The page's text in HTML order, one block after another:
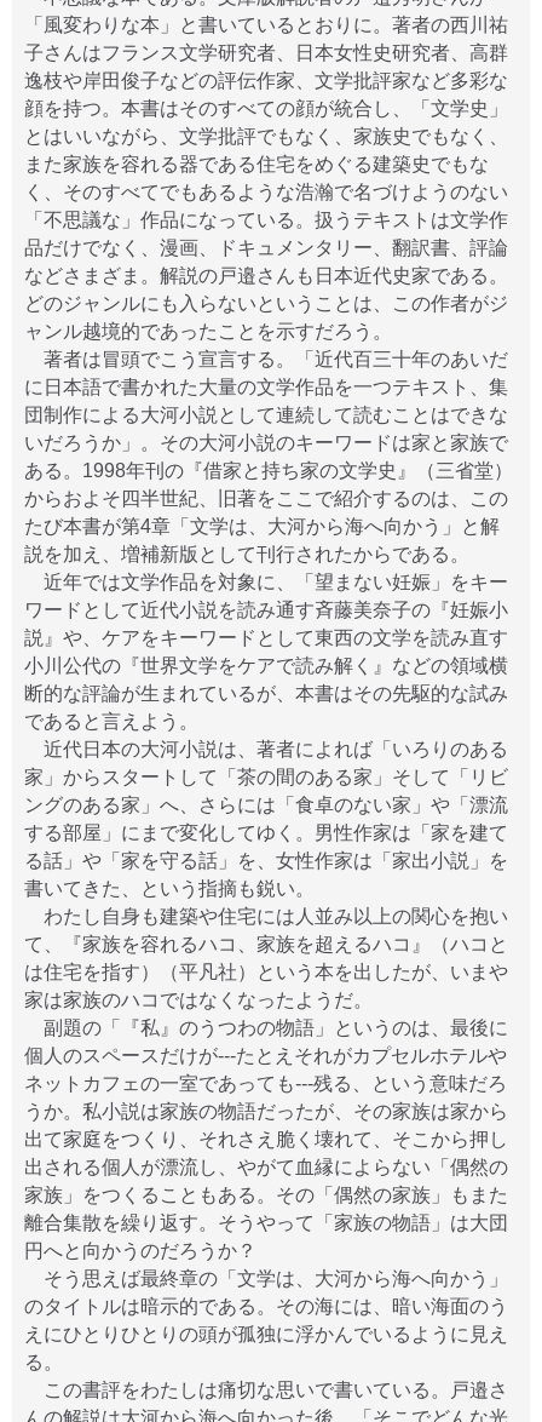
「風変わりな本」と書いているとおりに。著者の西川祐
子さんはフランス文学研究者、日本女性史研究者、高群
逸枝や岸田俊子などの評伝作家、文学批評家など多彩な
顔を持つ。本書はそのすべての顔が統合し、「文学史」
とはいいながら、文学批評でもなく、家族史でもなく、
また家族を容れる器である住宅をめぐる建築史でもな
く、そのすべてでもあるような浩瀚で名づけようのない
「不思議な」作品になっている。扱うテキストは文学作
品だけでなく、漫画、ドキュメンタリー、翻訳書、評論
などさまざま。解説の戸邉さんも日本近代史家である。
どのジャンルにも入らないということは、この作者がジ
ャンル越境的であったことを示すだろう。
著者は冒頭でこう宣言する。「近代百三十年のあいだ
に日本語で書かれた大量の文学作品を一つテキスト、集
団制作による大河小説として連続して読むことはできな
いだろうか」。その大河小説のキーワードは家と家族で
ある。1998年刊の『借家と持ち家の文学史』（三省堂）
からおよそ四半世紀、旧著をここで紹介するのは、この
たび本書が第4章「文学は、大河から海へ向かう」と解
説を加え、増補新版として刊行されたからである。
近年では文学作品を対象に、「望まない妊娠」をキー
ワードとして近代小説を読み通す斉藤美奈子の『妊娠小
説』や、ケアをキーワードとして東西の文学を読み直す
小川公代の『世界文学をケアで読み解く』などの領域横
断的な評論が生まれているが、本書はその先駆的な試み
であると言えよう。
近代日本の大河小説は、著者によれば「いろりのある
家」からスタートして「茶の間のある家」そして「リビ
ングのある家」へ、さらには「食卓のない家」や「漂流
する部屋」にまで変化してゆく。男性作家は「家を建て
る話」や「家を守る話」を、女性作家は「家出小説」を
書いてきた、という指摘も鋭い。
わたし自身も建築や住宅には人並み以上の関心を抱い
て、『家族を容れるハコ、家族を超えるハコ』（ハコと
は住宅を指す）（平凡社）という本を出したが、いまや
家は家族のハコではなくなったようだ。
副題の「『私』のうつわの物語」というのは、最後に
個人のスペースだけが---たとえそれがカプセルホテルや
ネットカフェの一室であっても---残る、という意味だろ
うか。私小説は家族の物語だったが、その家族は家から
出て家庭をつくり、それさえ脆く壊れて、そこから押し
出される個人が漂流し、やがて血縁によらない「偶然の
家族」をつくることもある。その「偶然の家族」もまた
離合集散を繰り返す。そうやって「家族の物語」は大団
円へと向かうのだろうか？
そう思えば最終章の「文学は、大河から海へ向かう」
のタイトルは暗示的である。その海には、暗い海面のう
えにひとりひとりの頭が孤独に浮かんでいるように見え
る。
この書評をわたしは痛切な思いで書いている。戸邉さ
んの解説は大河から海へ向かった後、「そこでどんな光